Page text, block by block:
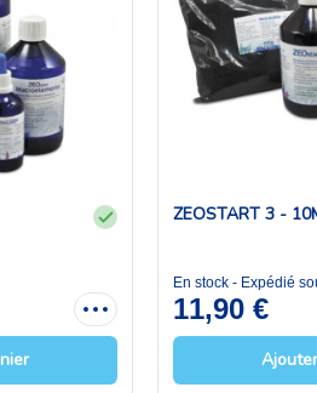
ZEOSTART 3 -
En stock - Expédié
11,90 €